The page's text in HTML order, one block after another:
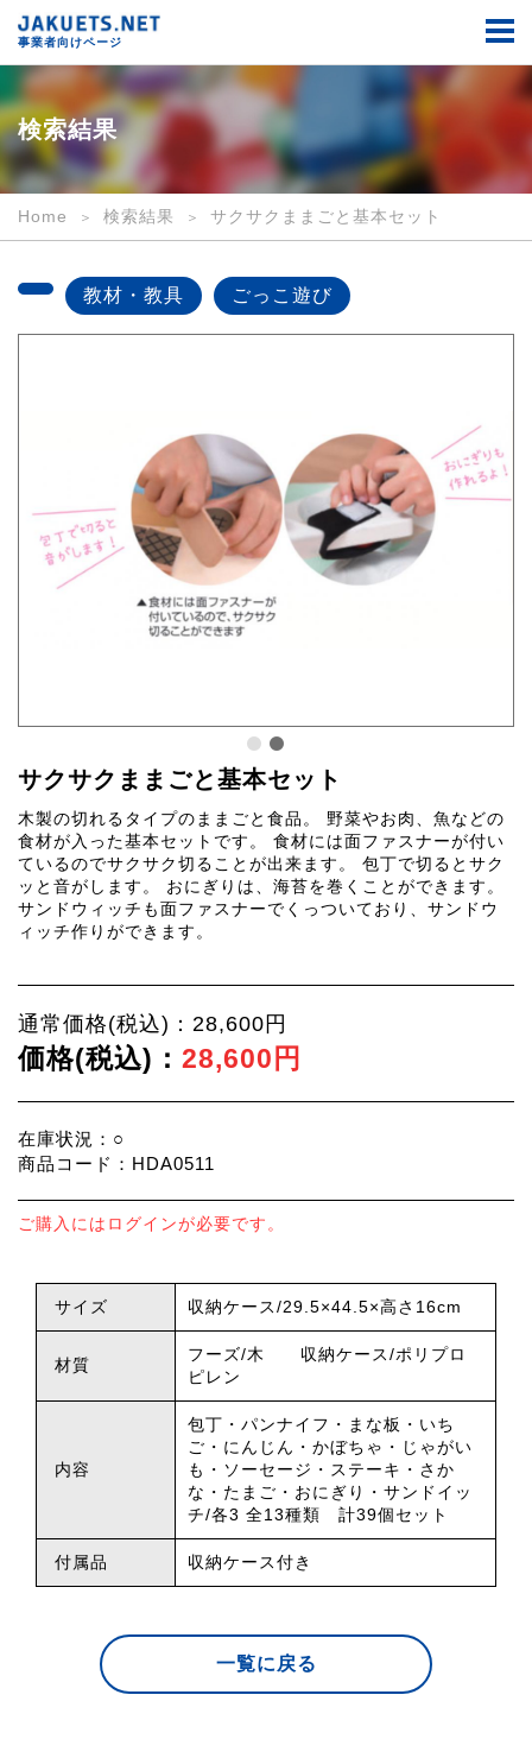
｜
事
業
向
｜
事業者向けページ
検索結果
Home 検索結果 サクサクままごと基本セット
教材・教具 ごっこ遊び
サクサクままごと基本セット
木製の切れるタイプのままごと食品。 野菜やお肉、魚などの
食材が入った基本セットです。 食材には面ファスナーが付い
ているのでサクサク切ることが出来ます。 包丁で切るとサク
ッと音がします。 おにぎりは、海苔を巻くことができます。
サンドウィッチも面ファスナーでくっついており、サンドウ
ィッチ作りができます。
通常価格(税込)：28,600円
価格(税込)： 28,600円
在庫状況：○
商品コード：HDA0511
ご購入にはログインが必要です。
サイズ 収納ケース/29.5×44.5×高さ16cm
材質
フーズ/木 収納ケース/ポリプロ
ピレン
内容
包丁・パンナイフ・まな板・いち
ご・にんじん・かぼちゃ・じゃがい
も・ソーセージ・ステーキ・さか
な・たまご・おにぎり・サンドイッ
チ/各3 全13種類 計39個セット
付属品 収納ケース付き
一覧に戻る